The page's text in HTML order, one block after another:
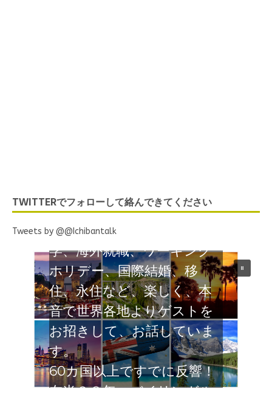
TWITTERでフォローして絡んできてください
Tweets by @@Ichibantalk
ネットラジオ 海外でがん
ばる日本人のナマの声 留
学、海外就職、ワーキング
ホリデー、国際結婚、移
住、永住など、楽しく、本
音で世界各地よりゲストを
お招きして、お話していま
す。
60カ国以上ですでに反響！
在米２８年 バイリンガル